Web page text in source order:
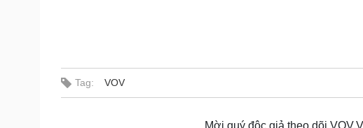
Tag: VOV
Mời quý độc giả theo dõi